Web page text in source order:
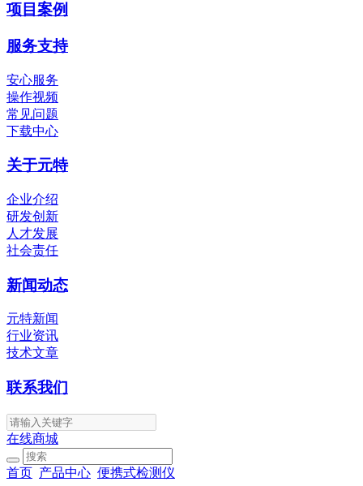
项目案例
服务支持
安心服务
操作视频
常见问题
下载中心
关于元特
企业介绍
研发创新
人才发展
社会责任
新闻动态
元特新闻
行业资讯
技术文章
联系我们
在线商城
首页 产品中心 便携式检测仪